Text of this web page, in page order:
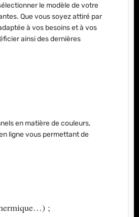
le modèle de votre
Que vous soyez attiré par
à vos besoins et à vos
ainsi des dernières
en matière de couleurs,
ligne vous permettant de
;